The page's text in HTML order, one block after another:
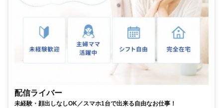
配信ライバー
未経験・顔出しなしOK／スマホ1台で出来る自由なお仕事！